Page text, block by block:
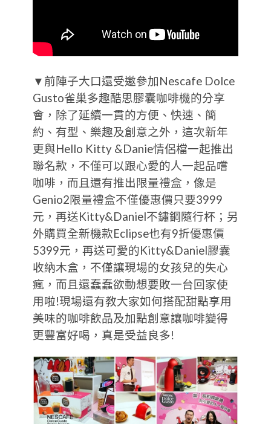
▼前陣子大口還受邀參加Nescafe Dolce
Gusto雀巢多趣酷思膠囊咖啡機的分享
會，除了延續一貫的方便、快速、簡
約、有型、樂趣及創意之外，這次新年
更與Hello Kitty &Danie情侶檔一起推出
聯名款，不僅可以跟心愛的人一起品嚐
咖啡，而且還有推出限量禮盒，像是
Genio2限量禮盒不僅優惠價只要3999
元，再送Kitty&Daniel不鏽鋼隨行杯；另
外購買全新機款Eclipse也有9折優惠價
5399元，再送可愛的Kitty&Daniel膠囊
收納木盒，不僅讓現場的女孩兒的失心
瘋，而且還蠢蠢欲動想要敗一台回家使
用啦!現場還有教大家如何搭配甜點享用
美味的咖啡飲品及加點創意讓咖啡變得
更豐富好喝，真是受益良多!